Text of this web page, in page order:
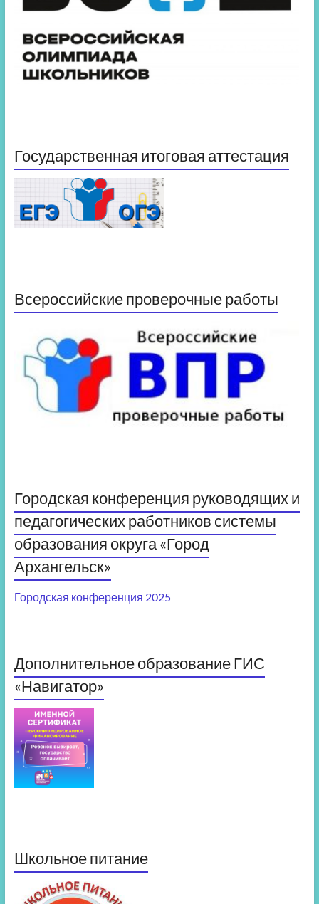
Государственная итоговая аттестация
Всероссийские проверочные работы
Городская конференция руководящих и
педагогических работников системы
образования округа «Город
Архангельск»
Городская конференция 2025
Дополнительное образование ГИС
«Навигатор»
Школьное питание